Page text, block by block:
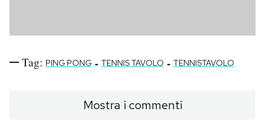
Tag: PING PONG - TENNIS TAVOLO - TENNISTAVOLO
Mostra i commenti